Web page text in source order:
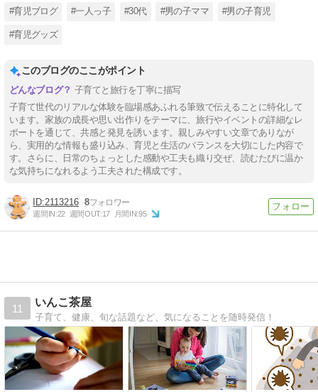
#育児ブログ #一人っ子 #30代 #男の子ママ #男の子育児
#育児グッズ
このブログのここがポイント
子育てと旅行を丁寧に描写
子育て世代のリアルな体験を臨場感あふれる筆致で伝えることに特化して
います。家族の成長や思い出作りをテーマに、旅行やイベントの詳細なレ
ポートを通じて、共感と発見を誘います。親しみやすい文章でありなが
ら、実用的な情報も盛り込み、育児と生活のバランスを大切にした内容で
す。さらに、日常のちょっとした感動や工夫も織り交ぜ、読むたびに温か
な気持ちになれるよう工夫された構成です。
2113216 8
週間IN:22 週間OUT:17 月間IN:95
11
いんこ茶屋
子育て、健康、旬な話題など、気になることを随時発信！